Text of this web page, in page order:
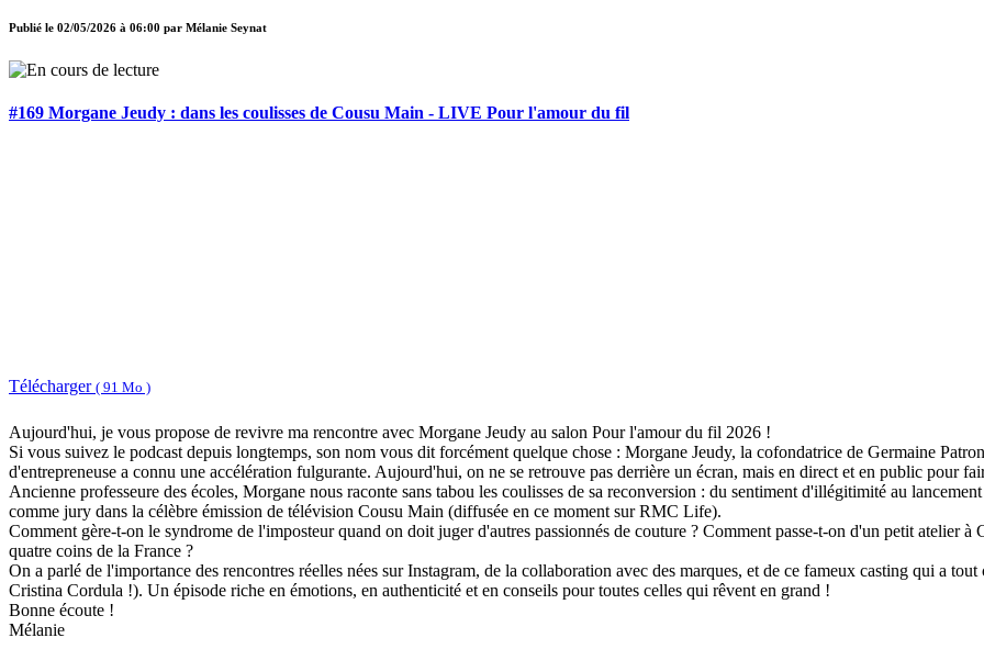
Publié le 02/05/2026 à 06:00 par Mélanie Seynat
#169 Morgane Jeudy : dans les coulisses de Cousu Main - LIVE Pour l'amour du fil
Télécharger ( 91 Mo )
Aujourd'hui, je vous propose de revivre ma rencontre avec Morgane Jeudy au salon Pour l'amour du fil 2026 !
Si vous suivez le podcast depuis longtemps, son nom vous dit forcément quelque chose : Morgane Jeudy, la cofondatrice de Germaine
d'entrepreneuse a connu une accélération fulgurante. Aujourd'hui, on ne se retrouve pas derrière un écran, mais en direct et en public pour
Ancienne professeure des écoles, Morgane nous raconte sans tabou les coulisses de sa reconversion : du sentiment d'illégitimité au
comme jury dans la célèbre émission de télévision Cousu Main (diffusée en ce moment sur RMC Life).
Comment gère-t-on le syndrome de l'imposteur quand on doit juger d'autres passionnés de couture ? Comment passe-t-on d'un petit atelier
quatre coins de la France ?
On a parlé de l'importance des rencontres réelles nées sur Instagram, de la collaboration avec des marques, et de ce fameux casting qui a
Cristina Cordula !). Un épisode riche en émotions, en authenticité et en conseils pour toutes celles qui rêvent en grand !
Bonne écoute !
Mélanie